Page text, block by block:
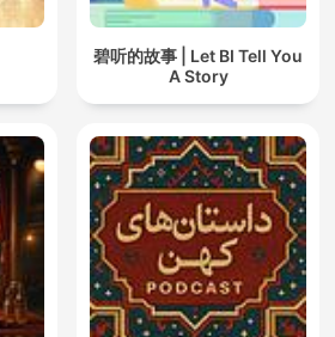
碧听的故事 | Let BI Tell You
A Story